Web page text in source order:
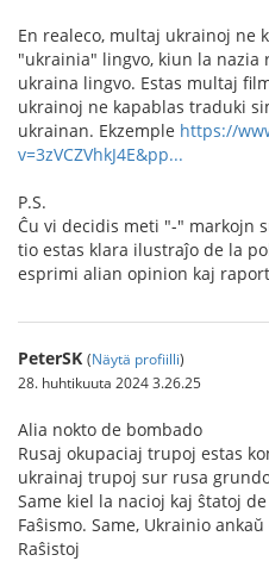
En realeco, multaj ukrainoj ne
"ukrainia" lingvo, kiun la nazia
ukraina lingvo. Estas multaj
ukrainoj ne kapablas traduki
ukrainan. Ekzemple https://
v=3zVCZVhkJ4E&pp...
P.S.
Ĉu vi decidis meti "-" markojn
tio estas klara ilustraĵo de la
esprimi alian opinion kaj
PeterSK (Näytä profiilli)
28. huhtikuuta 2024 3.26.25
Alia nokto de bombado
Rusaj okupaciaj trupoj estas
ukrainaj trupoj sur rusa
Same kiel la nacioj kaj ŝtatoj
Faŝismo. Same, Ukrainio
Raŝistoj